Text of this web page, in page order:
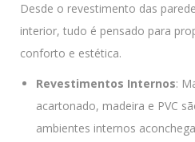
Desde o revestimento das
interior, tudo é pensado para
conforto e estética.
Revestimentos Internos:
acartonado, madeira e PVC
ambientes internos